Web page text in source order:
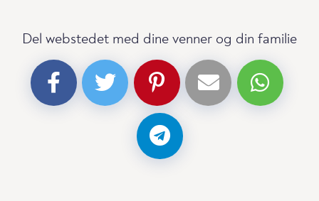
Del webstedet med dine venner og din familie